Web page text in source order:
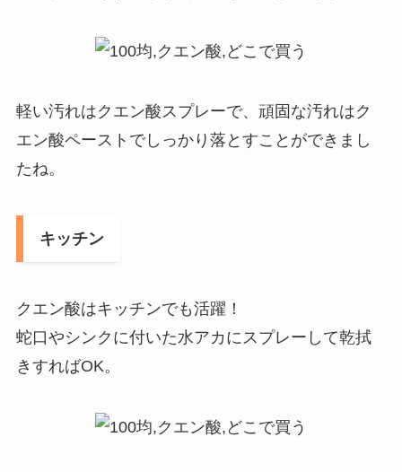
軽い汚れはクエン酸スプレーで、頑固な汚れはク
エン酸ペーストでしっかり落とすことができまし
たね。
キッチン
クエン酸はキッチンでも活躍！
蛇口やシンクに付いた水アカにスプレーして乾拭
きすればOK。